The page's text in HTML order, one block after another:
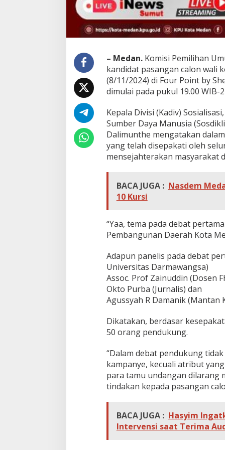
– Medan.Komisi Pemilihan
kandidat pasangan calon wali
(8/11/2024) di Four Point by
dimulai pada pukul 19.00 WIB-
Kepala Divisi (Kadiv)
Sumber Daya Manusia
Dalimunthe mengatakan
yang telah disepakati oleh
mensejahterakan masyarakat
BACA JUGA : Nasdem
10 Kursi
“Yaa, tema pada debat
Pembangunan Daerah Kota
Adapun panelis pada debat
Universitas Darmawangsa)
Assoc. Prof Zainuddin (Dosen
Okto Purba (Jurnalis) dan
Agussyah R Damanik (Mantan
Dikatakan, berdasar
50 orang pendukung.
“Dalam debat pendukung
kampanye, kecuali atribut
para tamu undangan dilarang
tindakan kepada pasangan
BACA JUGA : Hasyim
Intervensi saat Terima